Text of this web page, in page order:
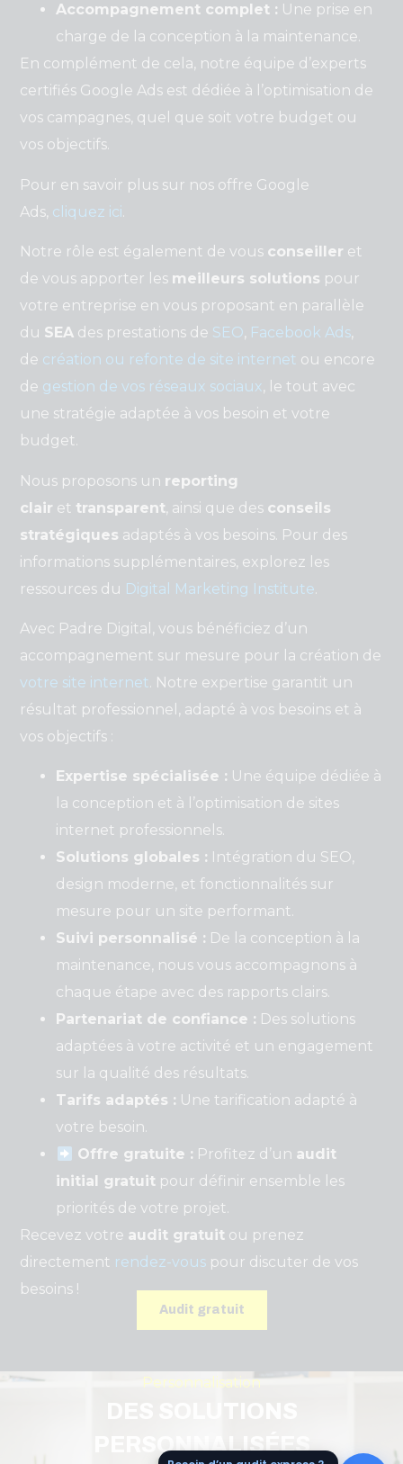
Accompagnement complet : Une prise en
charge de la conception à la maintenance.
En complément de cela, notre équipe d’experts
certifiés Google Ads est dédiée à l’optimisation de
vos campagnes, quel que soit votre budget ou
vos objectifs.
Pour en savoir plus sur nos offre Google
Ads, cliquez ici.
Notre rôle est également de vous conseiller et
de vous apporter les meilleurs solutions pour
votre entreprise en vous proposant en parallèle
du SEA des prestations de SEO, Facebook Ads,
de création ou refonte de site internet ou encore
de gestion de vos réseaux sociaux, le tout avec
une stratégie adaptée à vos besoin et votre
budget.
Nous proposons un reporting
clair et transparent , ainsi que des conseils
stratégiques adaptés à vos besoins. Pour des
informations supplémentaires, explorez les
ressources du Digital Marketing Institute.
Avec Padre Digital, vous bénéficiez d’un
accompagnement sur mesure pour la création de
votre site internet. Notre expertise garantit un
résultat professionnel, adapté à vos besoins et à
vos objectifs :
Expertise spécialisée : Une équipe dédiée à
la conception et à l’optimisation de sites
internet professionnels.
Solutions globales : Intégration du SEO,
design moderne, et fonctionnalités sur
mesure pour un site performant.
Suivi personnalisé : De la conception à la
maintenance, nous vous accompagnons à
chaque étape avec des rapports clairs.
Partenariat de confiance : Des solutions
adaptées à votre activité et un engagement
sur la qualité des résultats.
Tarifs adaptés : Une tarification adapté à
votre besoin.
Offre gratuite : Profitez d’un audit
initial gratuit pour définir ensemble les
priorités de votre projet.
Recevez votre audit gratuit ou prenez
directement rendez-vous pour discuter de vos
besoins !
Audit gratuit
Personnalisation
PERSONNALISÉES